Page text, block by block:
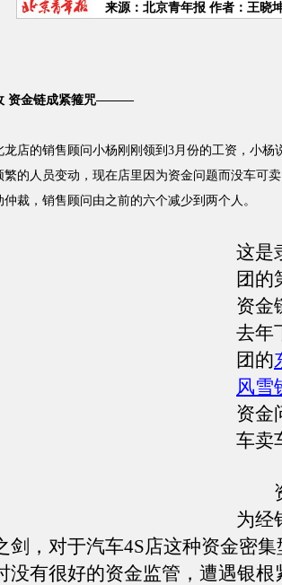
来源： 北京青年报 作者：王晓
金链成紧箍咒———
龙店的销售顾问小杨刚刚领到3月份的工资，小杨
繁的人员变动，现在店里因为资金问题而没车可
裁，销售顾问由之前的六个减少到两个人。
这是
团的
资金
去年
团的
风雪
资金
车卖
资
为经
剑，对于汽车4S店这种资金密
没有很好的资金监管，遭遇银根